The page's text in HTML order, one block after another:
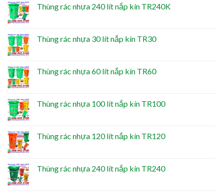
Thùng rác nhựa 240 lít nắp kín TR240K
Thùng rác nhựa 30 lít nắp kín TR30
Thùng rác nhựa 60 lít nắp kín TR60
Thùng rác nhựa 100 lít nắp kín TR100
Thùng rác nhựa 120 lít nắp kín TR120
Thùng rác nhựa 240 lít nắp kín TR240